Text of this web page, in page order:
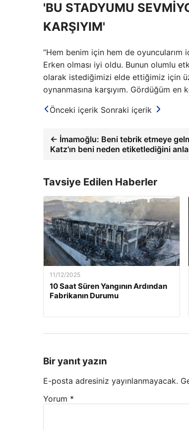
'BU STADYUMU
KARŞIYIM'
“Hem benim için hem de oyuncularım
Erken olması iyi oldu. Bunun olumlu
olarak istediğimizi elde ettiğimiz için
oynanmasına karşıyım. Gördüğüm
Önceki içerik Sonraki içerik
← İmamoğlu: Beni tebrik etmeye
Katz'ın beni neden etiketlediğini
Tavsiye Edilen Haberler
11/12/2025
10 Saat Süren Yangının Ardından
Fabrikanın Durumu
Bir yanıt yazın
E-posta adresiniz yayınlanmayacak.
Yorum *